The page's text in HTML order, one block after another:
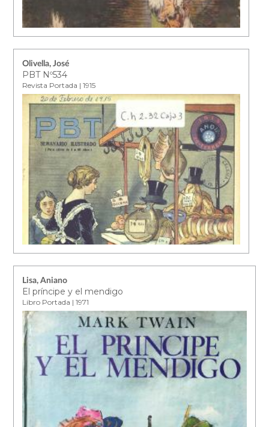
Olivella, José
PBT Nº534
Revista Portada | 1915
Lisa, Aniano
El príncipe y el mendigo
Libro Portada | 1971